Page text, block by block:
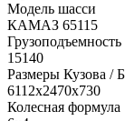
Модель шасси
КАМАЗ 65115
15140
Размеры Кузова
6112x2470x730
Колесная формула